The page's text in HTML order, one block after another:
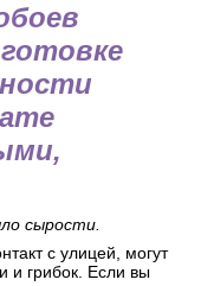
сырости.
с улицей, могут
и грибок. Если вы